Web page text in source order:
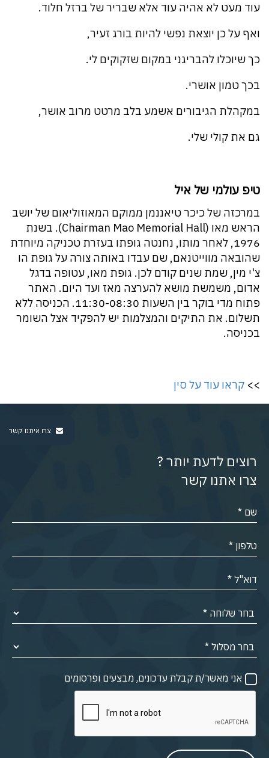
צרו איתנו קשר
עוד מעט לא אהיה עוד אלא שבריר של ברזל חלוד.
ואף על כן יוצאת נפשי להיות בורג זעיר,
כך שיוכלו להבריגני במקום שזקוקים לי.
בכך טמון אושרי.
במקהלת הגיבורים אשמע בלב מרטט מרוב אושר,
גם את קולי שלי.
טיפ עולמי של איל
במרכזה של כיכר טיאננמן ממוקם המאוזוליאום של יושב
הראש מאו (Chairman Mao Memorial Hall). בשנת
1976, לאחר מותו, נחנטה גופתו בעזרת טכניקה מיוחדת
שהובאה מווייטנאם, שם עבדו באותה צורה על גופת הו
צ'י מין, שמת שנים קודם לכן. גופת מאו, עטופה בדגל
אדום, משמשת מושא להערצה מאז ועד היום. האתר
פתוח מדי בוקר בין השעות 11:30-08:30. הכניסה ללא
תשלום. את התיקים והמצלמות יש להפקיד אצל השומר
בכניסה.
>> קראו עוד על סין
רוצים לדעת יותר ?
צרו אתנו קשר
אני מאשר/ת קבלת עדכונים, מבצעים ופרסומים